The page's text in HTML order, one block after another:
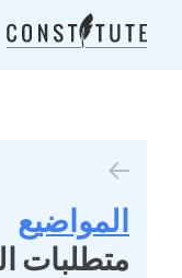
المواضيع
متطلبات